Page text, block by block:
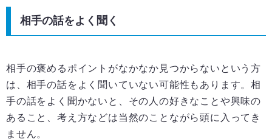
相手の話をよく聞く
相手の褒めるポイントがなかなか見つからないという方
は、相手の話をよく聞いていない可能性もあります。相
手の話をよく聞かないと、その人の好きなことや興味の
あること、考え方などは当然のことながら頭に入ってき
ません。